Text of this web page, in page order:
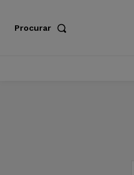
Procurar